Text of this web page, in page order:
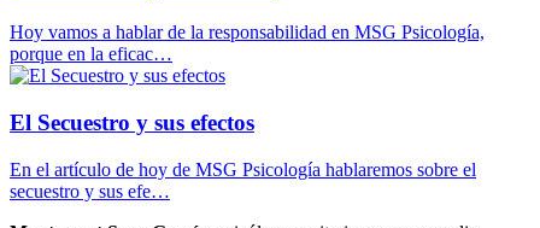
Hoy vamos a hablar de la responsabilidad en MSG Psicología,
porque en la eficac…
El Secuestro y sus efectos
En el artículo de hoy de MSG Psicología hablaremos sobre el
secuestro y sus efe…